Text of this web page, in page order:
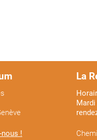
!
La